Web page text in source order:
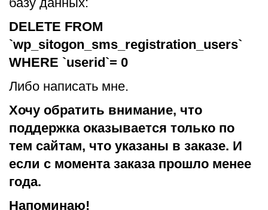
DELETE FROM
`wp_sitogon_sms_registration_users`
WHERE `userid`= 0
Либо написать мне.
Хочу обратить внимание, что
поддержка оказывается только по
тем сайтам, что указаны в заказе. И
если с момента заказа прошло менее
года.
Напоминаю!